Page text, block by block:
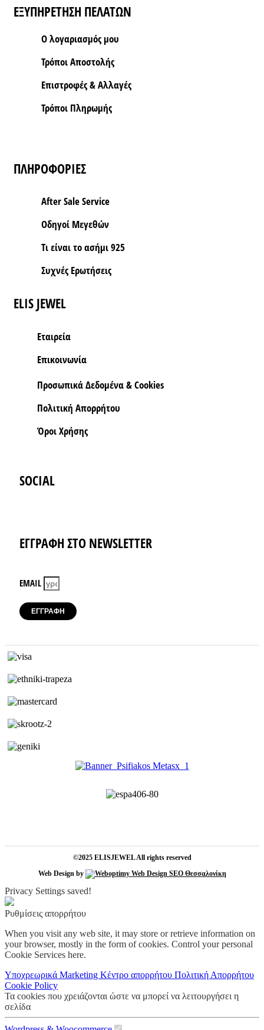
ΕΞΥΠΗΡΕΤΗΣΗ ΠΕΛΑΤΩΝ
Ο λογαριασμός μου
Τρόποι Aποστολής
Επιστροφές & Αλλαγές
Τρόποι Πληρωμής
ΠΛΗΡΟΦΟΡΙΕΣ
After Sale Service
Οδηγοί Μεγεθών
Τι είναι το ασήμι 925
Συχνές Ερωτήσεις
ELIS JEWEL
Εταιρεία
Επικοινωνία
Προσωπικά Δεδομένα & Cookies
Πολιτική Απορρήτου
Όροι Xρήσης
SOCIAL
ΕΓΓΡΑΦΗ ΣΤΟ NEWSLETTER
EMAIL
ΕΓΓΡΑΦΗ
©2025 ELISJEWEL All rights reserved
Web Design by
Privacy Settings saved!
Ρυθμίσεις απορρήτου
When you visit any web site, it may store or retrieve information on
your browser, mostly in the form of cookies. Control your personal
Cookie Services here.
Υποχρεωρικά Marketing Κέντρο απορρήτου Πολιτική Απορρήτου
Cookie Policy
Τα cookies που χρειάζονται ώστε να μπορεί να λειτουργήσει η
σελίδα